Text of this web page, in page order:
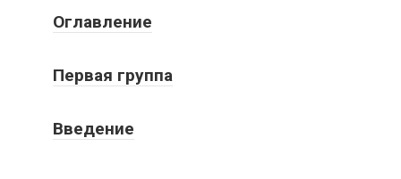
Оглавление
Первая группа
Введение